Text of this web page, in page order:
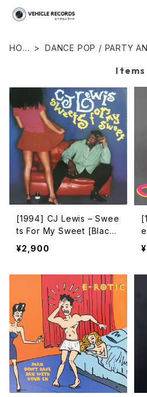
HOM
DANCE POP / PARTY
Items
[1994] CJ Lewis – Swee
ts For My Sweet [Black
Market International]
¥2,900